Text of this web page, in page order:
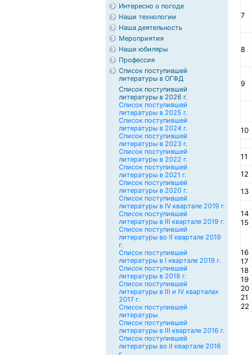
Интересно о погоде
Наши технологии
Наша деятельность
Мероприятия
Наши юбиляры
Профессия
Список поступившей
литературы в ОГФД
Список поступившей
литературы в 2026 г.
Список поступившей
литературы в 2025 г.
Список поступившей
литературы в 2024 г.
Список поступившей
литературы в 2023 г.
Список поступившей
литературы в 2022 г.
Список поступившей
литературы в 2021 г.
Список поступившей
литературы в 2020 г.
Список поступившей
литературы в IV квартале 2019 г.
Список поступившей
литературы в III квартале 2019 г.
Список поступившей
литературы во II квартале 2019
г.
Список поступившей
литературы в I квартале 2019 г.
Список поступившей
литературы в 2018 г.
Список поступившей
литературы в III и IV кварталах
2017 г.
Список поступившей
литературы
Список поступившей
литературы в III квартале 2016 г.
Список поступившей
литературы во II квартале 2016
7
8
9
10
11
12
13
14
15
16
17
18
19
20
21
22